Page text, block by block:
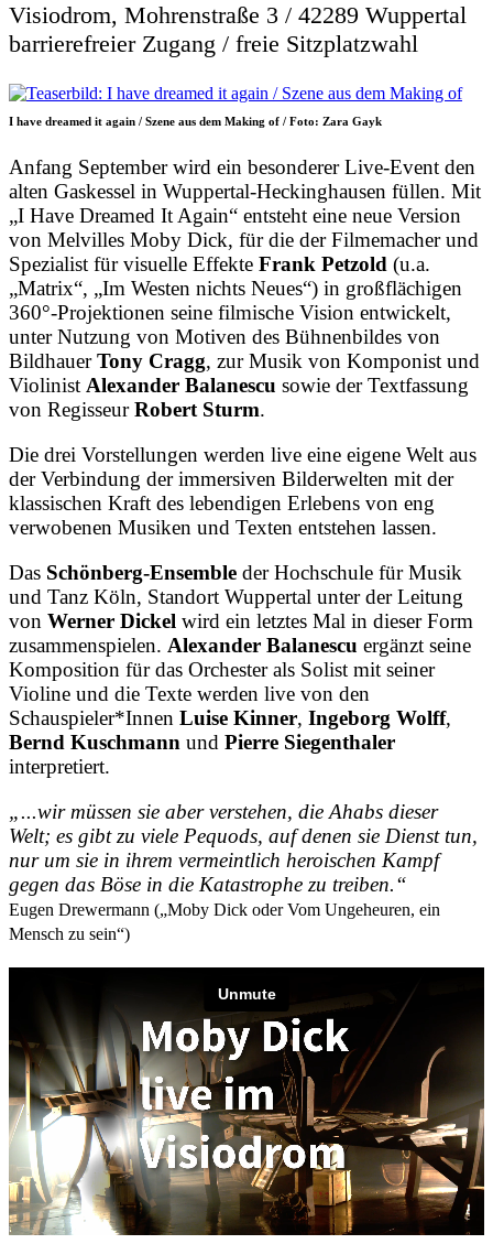
Visiodrom, Mohrenstraße 3 / 42289 Wuppertal
barrierefreier Zugang / freie Sitzplatzwahl
I have dreamed it again / Szene aus dem Making of / Foto: Zara Gayk
Anfang September wird ein besonderer Live-Event den
alten Gaskessel in Wuppertal-Heckinghausen füllen. Mit
„I Have Dreamed It Again“ entsteht eine neue Version
von Melvilles Moby Dick, für die der Filmemacher und
Spezialist für visuelle Effekte Frank Petzold (u.a.
„Matrix“, „Im Westen nichts Neues“) in großflächigen
360°-Projektionen seine filmische Vision entwickelt,
unter Nutzung von Motiven des Bühnenbildes von
BildhauerTony Cragg, zur Musik von Komponist und
Violinist Alexander Balanescu sowie der Textfassung
von RegisseurRobert Sturm.
Die drei Vorstellungen werden live eine eigene Welt aus
der Verbindung der immersiven Bilderwelten mit der
klassischen Kraft des lebendigen Erlebens von eng
verwobenen Musiken und Texten entstehen lassen.
Das Schönberg-Ensemble der Hochschule für Musik
und Tanz Köln, Standort Wuppertal unter der Leitung
von Werner Dickel wird ein letztes Mal in dieser Form
zusammenspielen. Alexander Balanescu ergänzt seine
Komposition für das Orchester als Solist mit seiner
Violine und die Texte werden live von den
Schauspieler*Innen Luise Kinner, Ingeborg Wolff,
Bernd Kuschmann und Pierre Siegenthaler
interpretiert.
„...wir müssen sie aber verstehen, die Ahabs dieser
Welt; es gibt zu viele Pequods, auf denen sie Dienst tun,
nur um sie in ihrem vermeintlich heroischen Kampf
gegen das Böse in die Katastrophe zu treiben.“
Eugen Drewermann („Moby Dick oder Vom Ungeheuren, ein
Mensch zu sein“)